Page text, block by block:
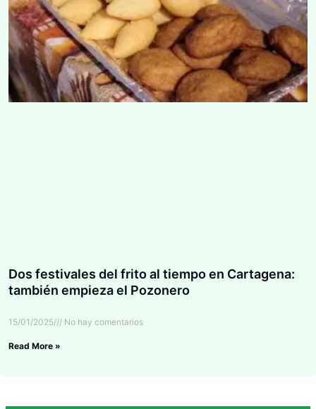
Dos festivales del frito al tiempo en Cartagena:
también empieza el Pozonero
15/01/2025 No hay comentarios
Read More »